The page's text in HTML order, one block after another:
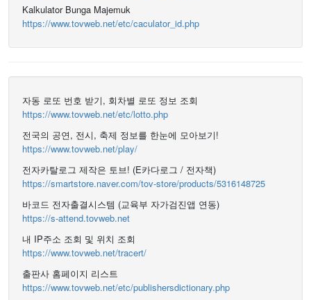
Kalkulator Bunga Majemuk
https://www.tovweb.net/etc/caculator_id.php
자동 로또 번호 받기, 회차별 로또 정보 조회
https://www.tovweb.net/etc/lotto.php
전국의 공연, 전시, 축제 정보를 한눈에 모아보기!
https://www.tovweb.net/play/
전자카탈로그 제작은 토브! (E카다로그 / 전자책)
https://smartstore.naver.com/tov-store/products/5316148725
바코드 전자출결시스템 (교육부 자가검진앱 연동)
https://s-attend.tovweb.net
내 IP주소 조회 및 위치 조회
https://www.tovweb.net/tracert/
출판사 홈페이지 리스트
https://www.tovweb.net/etc/publishersdictionary.php